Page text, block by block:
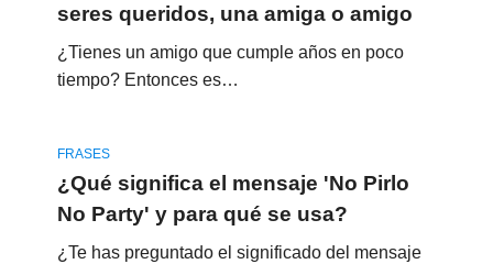
seres queridos, una amiga o amigo
¿Tienes un amigo que cumple años en poco
tiempo? Entonces es…
FRASES
¿Qué significa el mensaje 'No Pirlo
No Party' y para qué se usa?
¿Te has preguntado el significado del mensaje